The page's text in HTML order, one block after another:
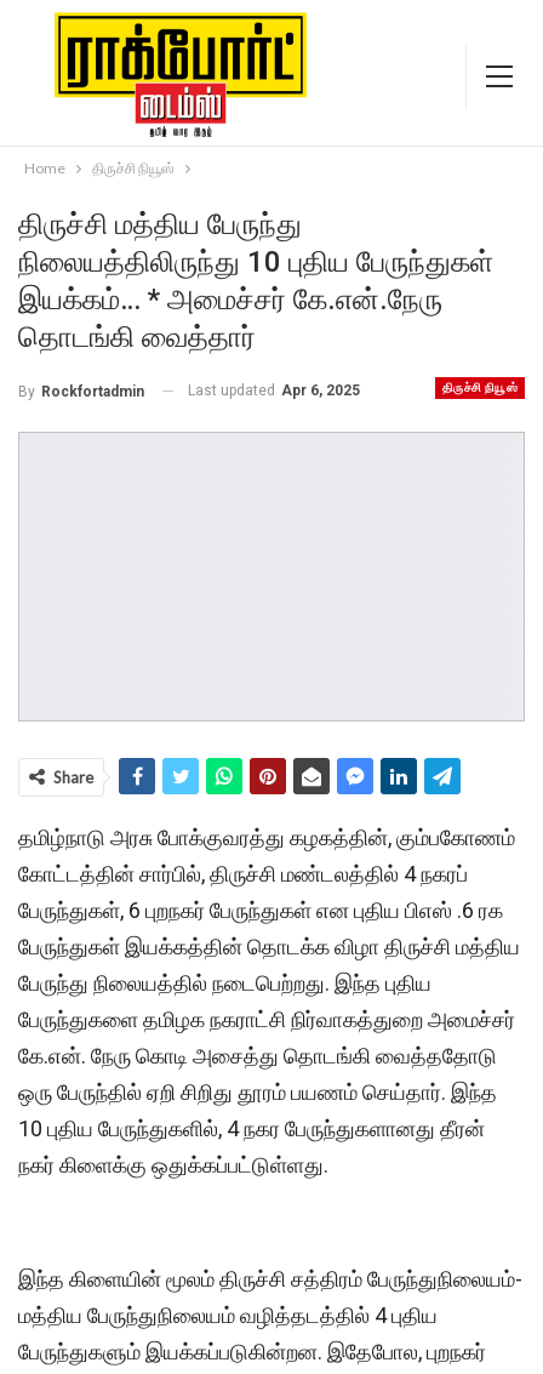
Home திருச்சி நியூஸ்
திருச்சி மத்திய பேருந்து
நிலையத்திலிருந்து 10 புதிய பேருந்துகள்
இயக்கம்… * அமைச்சர் கே.என்.நேரு
தொடங்கி வைத்தார்
திருச்சி நியூஸ்
By Rockfortadmin Last updated Apr 6, 2025
Share
தமிழ்நாடு அரசு போக்குவரத்து கழகத்தின், கும்பகோணம்
கோட்டத்தின் சார்பில், திருச்சி மண்டலத்தில் 4 நகரப்
பேருந்துகள், 6 புறநகர் பேருந்துகள் என புதிய பிஎஸ் .6 ரக
பேருந்துகள் இயக்கத்தின் தொடக்க விழா திருச்சி மத்திய
பேருந்து நிலையத்தில் நடைபெற்றது. இந்த புதிய
பேருந்துகளை தமிழக நகராட்சி நிர்வாகத்துறை அமைச்சர்
கே.என். நேரு கொடி அசைத்து தொடங்கி வைத்ததோடு
ஒரு பேருந்தில் ஏறி சிறிது தூரம் பயணம் செய்தார். இந்த
10 புதிய பேருந்துகளில், 4 நகர பேருந்துகளானது தீரன்
நகர் கிளைக்கு ஒதுக்கப்பட்டுள்ளது.
இந்த கிளையின் மூலம் திருச்சி சத்திரம் பேருந்துநிலையம்-
மத்திய பேருந்துநிலையம் வழித்தடத்தில் 4 புதிய
பேருந்துகளும் இயக்கப்படுகின்றன. இதேபோல, புறநகர்